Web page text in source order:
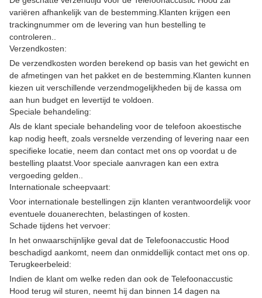
variëren afhankelijk van de bestemming.Klanten krijgen een
trackingnummer om de levering van hun bestelling te
controleren..
Verzendkosten:
De verzendkosten worden berekend op basis van het gewicht en
de afmetingen van het pakket en de bestemming.Klanten kunnen
kiezen uit verschillende verzendmogelijkheden bij de kassa om
aan hun budget en levertijd te voldoen.
Speciale behandeling:
Als de klant speciale behandeling voor de telefoon akoestische
kap nodig heeft, zoals versnelde verzending of levering naar een
specifieke locatie, neem dan contact met ons op voordat u de
bestelling plaatst.Voor speciale aanvragen kan een extra
vergoeding gelden..
Internationale scheepvaart:
Voor internationale bestellingen zijn klanten verantwoordelijk voor
eventuele douanerechten, belastingen of kosten.
Schade tijdens het vervoer:
In het onwaarschijnlijke geval dat de Telefoonaccustic Hood
beschadigd aankomt, neem dan onmiddellijk contact met ons op.
Terugkeerbeleid:
Indien de klant om welke reden dan ook de Telefoonaccustic
Hood terug wil sturen, neemt hij dan binnen 14 dagen na